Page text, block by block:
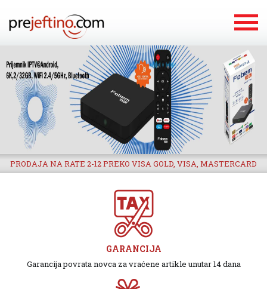
PRODAJA NA RATE 2-12 PREKO VISA GOLD, VISA, MASTERCARD
GARANCIJA
Garancija povrata novca za vraćene artikle unutar 14 dana